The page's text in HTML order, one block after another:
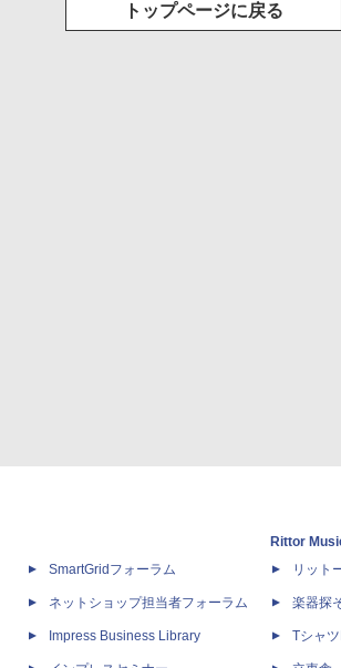
トップページに戻る
SmartGridフォーラム
ネットショップ担当者フォーラム
Impress Business Library
Rittor
リット
楽器探
Tシャ